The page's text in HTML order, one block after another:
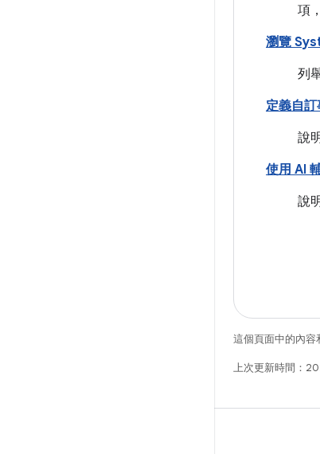
項
瀏覽
列
定義自
說
使用 AI
說
這個頁面中的內容
上次更新時間：